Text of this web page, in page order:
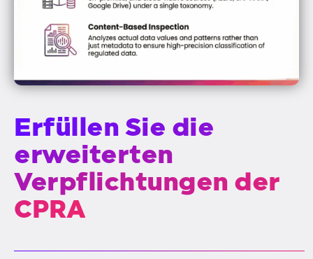
Erfüllen Sie die
erweiterten
Verpflichtungen der
CPRA